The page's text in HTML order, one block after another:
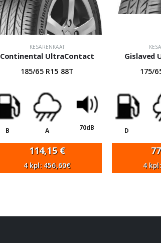
KESÄRENKAAT
Continental UltraContact
185/65 R15 88T
B A 70dB
114,15 €
4 kpl: 456,60€
Gislaved
175/
D
4